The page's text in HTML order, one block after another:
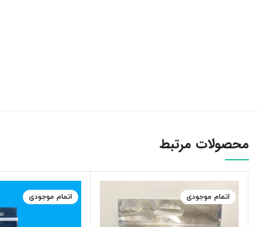
محصولات مرتبط
اتمام موجودی اتمام موجودی